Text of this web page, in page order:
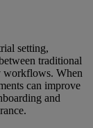
setting,
traditional
workflows. When
can improve
and